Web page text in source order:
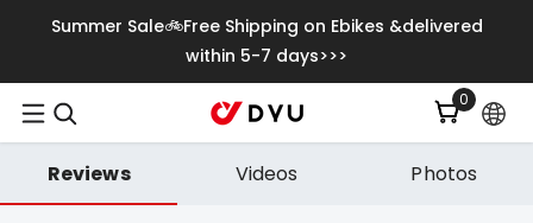
Skip To Content
Summer Sale🚲Free Shipping on Ebikes &delivered
within 5-7 days>>>
00
items
Reviews Videos Photos